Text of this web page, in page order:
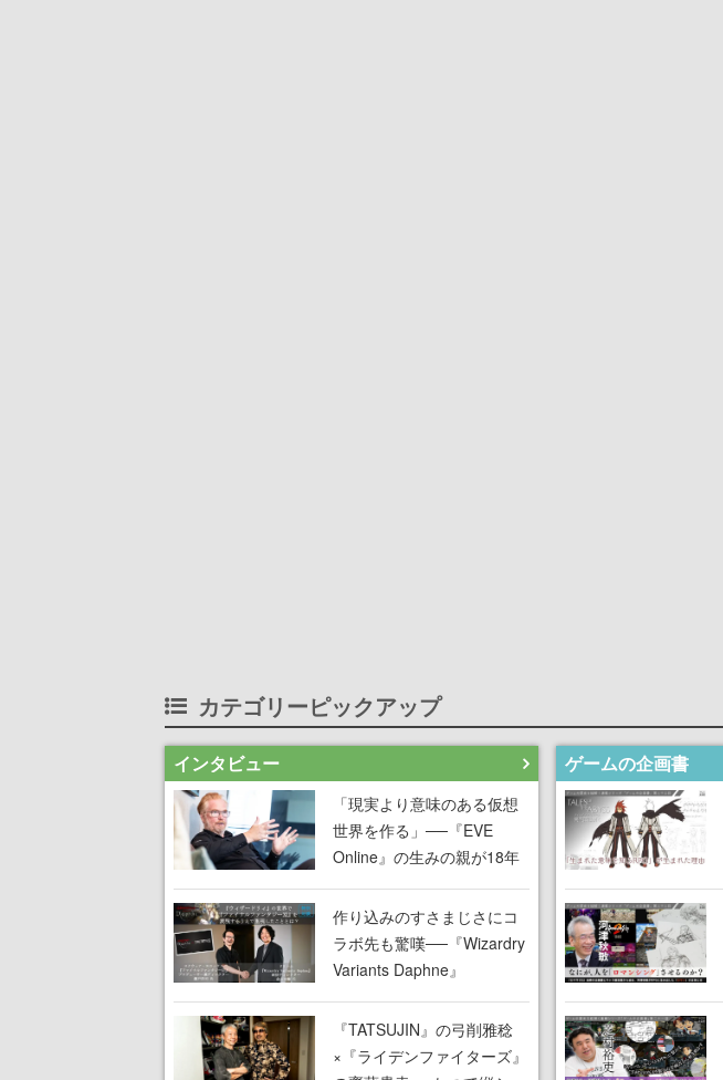
カテゴリーピックアップ
インタビュー
「現実より意味のある仮想
世界を作る」──『EVE
Online』の生みの親が18年
言”は、比喩ではなく本気だ
った
作り込みのすさまじさにコ
ラボ先も驚嘆──『Wizardry
Variants Daphne』
×『FFXI』コラボが期間限
定なのにジョブもキャラも
武器も戦闘システムもワン
オフで作り込まれた理由を
『TATSUJIN』の弓削雅稔
×『ライデンファイターズ』
ゲームの企画書